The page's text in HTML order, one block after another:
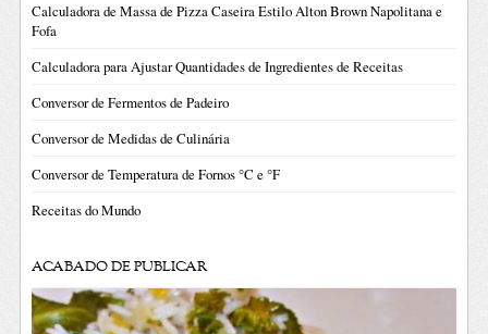
Calculadora de Massa de Pizza Caseira Estilo Alton Brown Napolitana e
Fofa
Calculadora para Ajustar Quantidades de Ingredientes de Receitas
Conversor de Fermentos de Padeiro
Conversor de Medidas de Culinária
Conversor de Temperatura de Fornos °C e °F
Receitas do Mundo
ACABADO DE PUBLICAR